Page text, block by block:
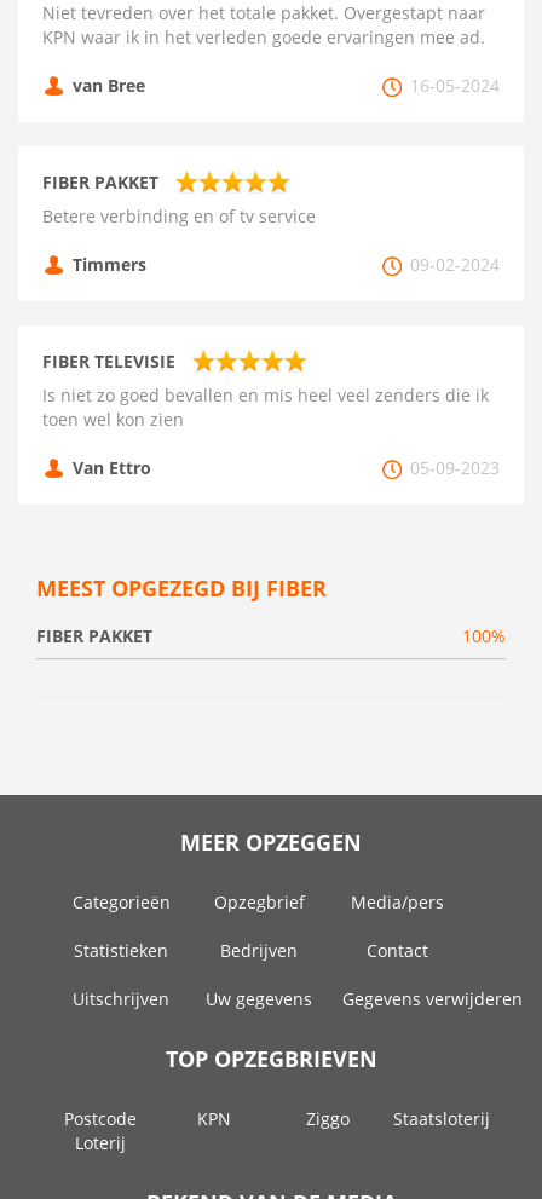
Niet tevreden over het totale pakket. Overgestapt naar
KPN waar ik in het verleden goede ervaringen mee ad.
van Bree 16-05-2024
FIBER PAKKET
Betere verbinding en of tv service
Timmers 09-02-2024
FIBER TELEVISIE
Is niet zo goed bevallen en mis heel veel zenders die ik
toen wel kon zien
Van Ettro 05-09-2023
MEEST OPGEZEGD BIJ FIBER
FIBER PAKKET 100%
MEER OPZEGGEN
Categorieën Opzegbrief Media/pers
Statistieken Bedrijven Contact
Uitschrijven Uw gegevens Gegevens verwijderen
TOP OPZEGBRIEVEN
Postcode
Loterij
KPN Ziggo Staatsloterij